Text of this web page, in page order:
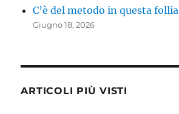
C’è del metodo in questa follia
Giugno 18, 2026
ARTICOLI PIÙ VISTI